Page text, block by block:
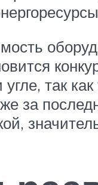
угле, так
за